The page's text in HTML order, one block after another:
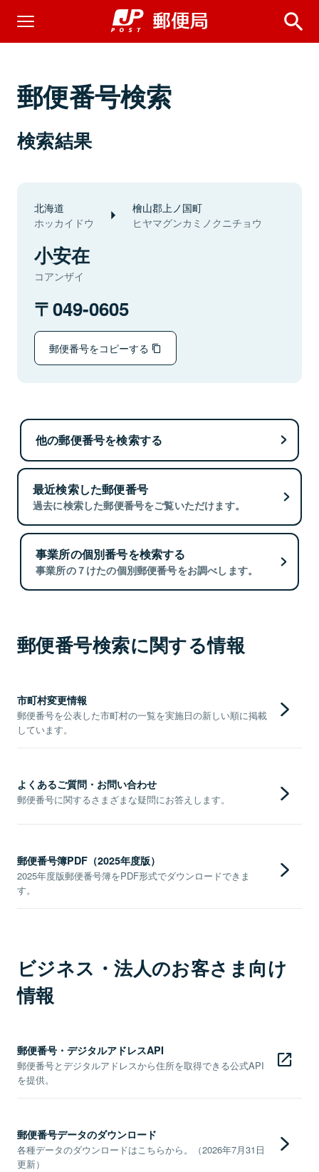
郵便番号検索
検索結果
北海道
ホッカイドウ
檜山郡上ノ国町
ヒヤマグンカミノクニチョウ
小安在
コアンザイ
049-0605
郵便番号をコピーする
他の郵便番号を検索する
最近検索した郵便番号
過去に検索した郵便番号をご覧いただけます。
事業所の個別番号を検索する
事業所の７けたの個別郵便番号をお調べします。
郵便番号検索に関する情報
市町村変更情報
郵便番号を公表した市町村の一覧を実施日の新しい順に掲載
しています。
よくあるご質問・お問い合わせ
郵便番号に関するさまざまな疑問にお答えします。
郵便番号簿PDF（2025年度版）
2025年度版郵便番号簿をPDF形式でダウンロードできま
す。
ビジネス・法人のお客さま向け
情報
郵便番号・デジタルアドレスAPI
郵便番号とデジタルアドレスから住所を取得できる公式API
を提供。
郵便番号データのダウンロード
各種データのダウンロードはこちらから。（2026年7月31日
更新）